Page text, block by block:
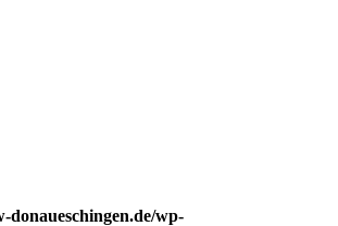
donaueschingen.de/wp-